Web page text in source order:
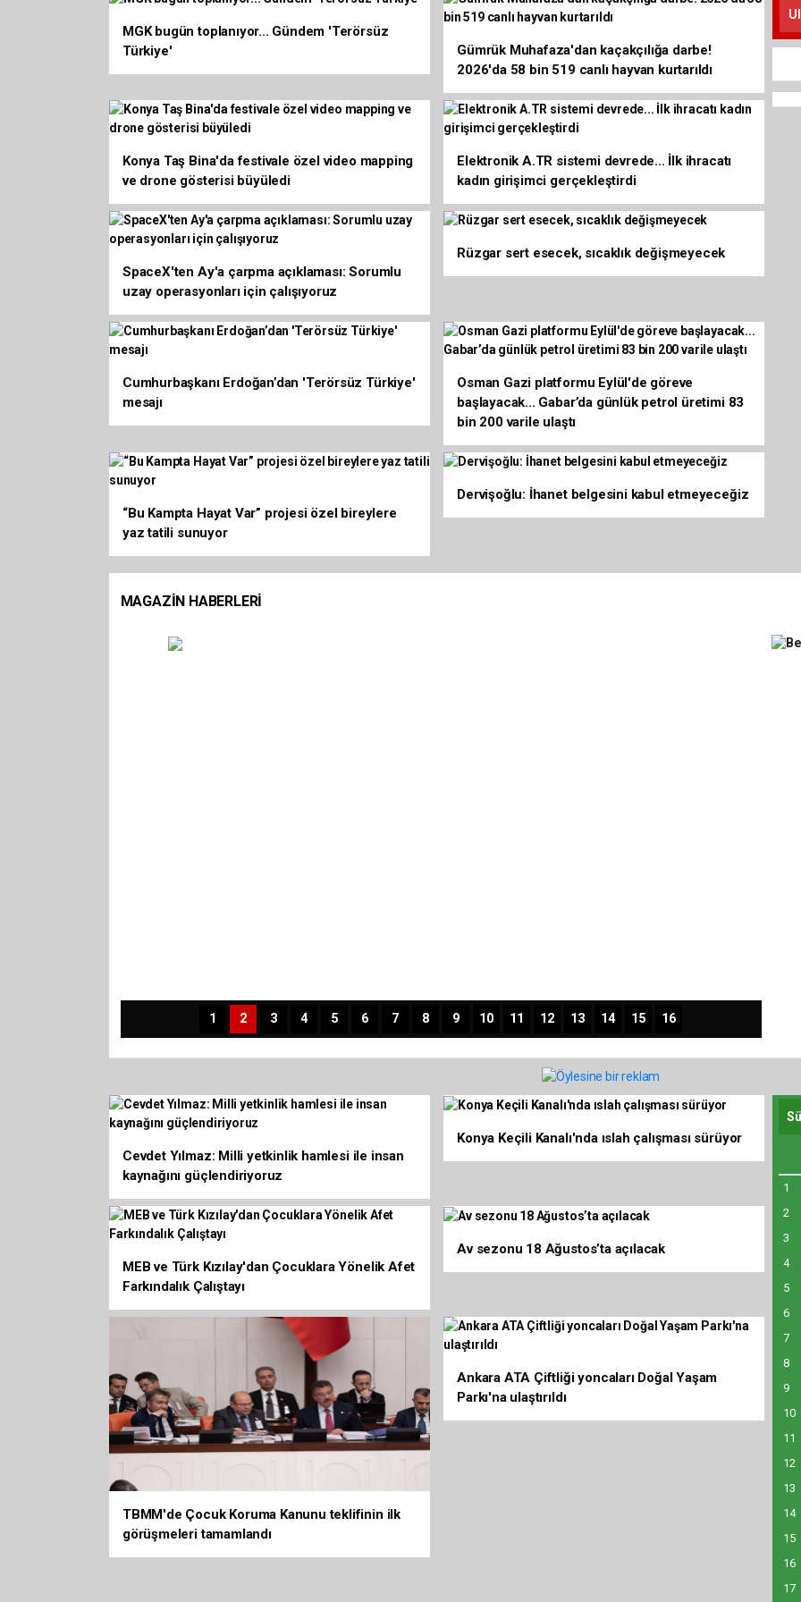
MGK bugün toplanıyor... Gündem 'Terörsüz
Türkiye'
Gümrük Muhafaza'dan kaçakçılığa darbe!
2026'da 58 bin 519 canlı hayvan kurtarıldı
Konya Taş Bina'da festivale özel video mapping
ve drone gösterisi büyüledi
Elektronik A.TR sistemi devrede... İlk ihracatı
kadın girişimci gerçekleştirdi
SpaceX'ten Ay'a çarpma açıklaması: Sorumlu
uzay operasyonları için çalışıyoruz
Rüzgar sert esecek, sıcaklık değişmeyecek
Cumhurbaşkanı Erdoğan’dan 'Terörsüz Türkiye'
mesajı
Osman Gazi platformu Eylül'de göreve
başlayacak... Gabar’da günlük petrol üretimi 83
bin 200 varile ulaştı
“Bu Kampta Hayat Var” projesi özel bireylere
yaz tatili sunuyor
Dervişoğlu: İhanet belgesini kabul etmeyeceğiz
1 2 3 4 5 6 7 8 9 10 11 12 13 14 15 16
Cevdet Yılmaz: Milli yetkinlik hamlesi ile insan
kaynağını güçlendiriyoruz
Konya Keçili Kanalı'nda ıslah çalışması sürüyor
MEB ve Türk Kızılay'dan Çocuklara Yönelik Afet
Farkındalık Çalıştayı
Av sezonu 18 Ağustos’ta açılacak
TBMM'de Çocuk Koruma Kanunu teklifinin ilk
görüşmeleri tamamlandı
Ankara ATA Çiftliği yoncaları Doğal Yaşam
Parkı'na ulaştırıldı
1
2
3
4
5
6
7
8
9
10
11
12
13
14
15
16